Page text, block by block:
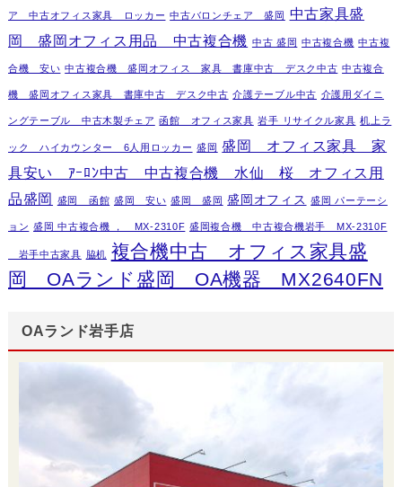
ア 中古オフィス家具 ロッカー 中古バロンチェア 盛岡 中古家具盛
岡 盛岡オフィス用品 中古複合機 中古 盛岡 中古複合機 中古複
合機 安い 中古複合機 盛岡オフィス 家具 書庫中古 デスク中古 中古複合
機 盛岡オフィス家具 書庫中古 デスク中古 介護テーブル中古 介護用ダイニ
ングテーブル 中古木製チェア 函館 オフィス家具 岩手 リサイクル家具 机上ラ
ック ハイカウンター 6人用ロッカー 盛岡 盛岡 オフィス家具 家
具安い ｱｰﾛﾝ中古 中古複合機 水仙 桜 オフィス用
品盛岡 盛岡 函館 盛岡 安い 盛岡 盛岡 盛岡オフィス 盛岡 パーテーシ
ョン 盛岡 中古複合機 ， MX-2310F 盛岡複合機 中古複合機岩手 MX-2310F
岩手中古家具 脇机 複合機中古 オフィス家具盛
岡 OAランド盛岡 OA機器 MX2640FN
OAランド岩手店